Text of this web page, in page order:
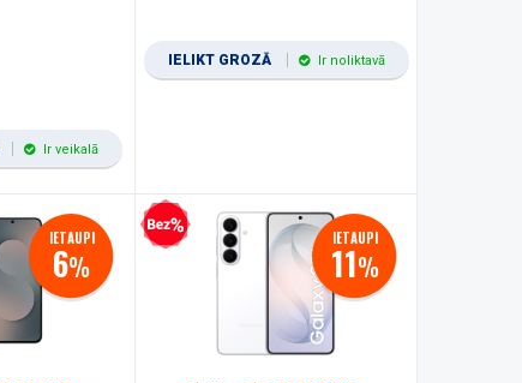
Ir veikalā
IELIKT GROZĀ Ir noliktavā
IETAUPI
6%
Bezprocentu kredīts IETAUPI
11%